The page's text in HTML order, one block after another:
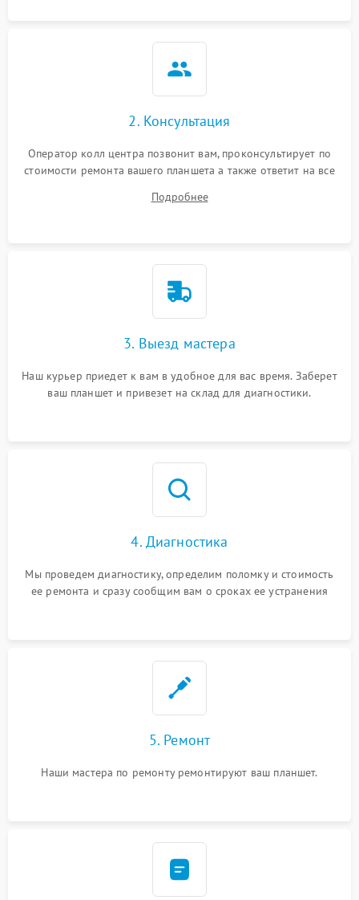
2. Консультация
Оператор колл центра позвонит вам, проконсультирует по
стоимости ремонта вашего планшета а также ответит на все
Подробнее
3. Выезд мастера
Наш курьер приедет к вам в удобное для вас время. Заберет
ваш планшет и привезет на склад для диагностики.
4. Диагностика
Мы проведем диагностику, определим поломку и стоимость
ее ремонта и сразу сообщим вам о сроках ее устранения
5. Ремонт
Наши мастера по ремонту ремонтируют ваш планшет.